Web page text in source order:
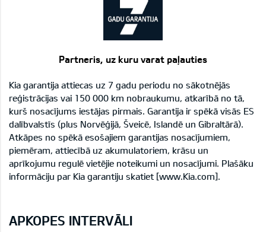
Partneris, uz kuru varat paļauties
Kia garantija attiecas uz 7 gadu periodu no sākotnējās
reģistrācijas vai 150 000 km nobraukumu, atkarībā no tā,
kurš nosacījums iestājas pirmais. Garantija ir spēkā visās ES
dalībvalstīs (plus Norvēģijā, Šveicē, Islandē un Gibraltārā).
Atkāpes no spēkā esošajiem garantijas nosacījumiem,
piemēram, attiecībā uz akumulatoriem, krāsu un
aprīkojumu regulē vietējie noteikumi un nosacījumi. Plašāku
informāciju par Kia garantiju skatiet [www.Kia.com].
APKOPES INTERVĀLI